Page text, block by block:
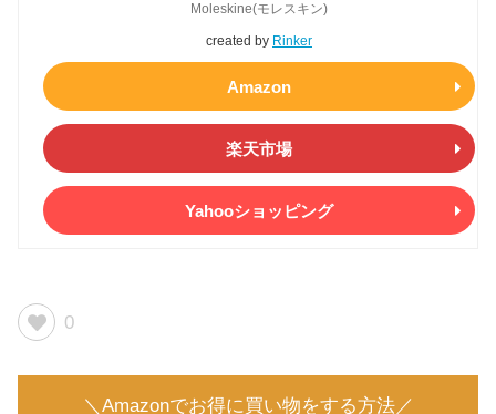
created by Rinker
Moleskine(モレスキン)
Amazon
楽天市場
Yahooショッピング
0
＼Amazonでお得に買い物をする方法／